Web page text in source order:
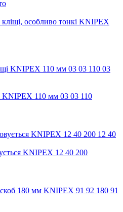
особливо тонкі KNIPEX
KNIPEX 110 мм 03 03 110
KNIPEX 12 40 200